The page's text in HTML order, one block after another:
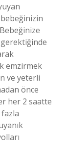
emzirmek
ve yeterli
önce
her 2 saatte